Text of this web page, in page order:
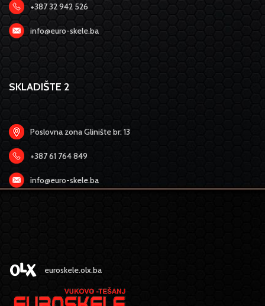
+387 32 942 526
info@euro-skele.ba
SKLADIŠTE 2
Poslovna zona Glinište br: 13
+387 61 764 849
info@euro-skele.ba
euroskele.olx.ba